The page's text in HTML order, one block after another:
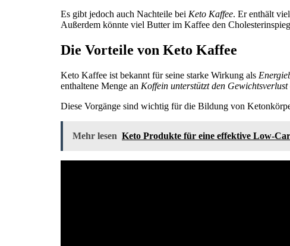
Es gibt jedoch auch Nachteile bei Keto Kaffee. Er enthält
Außerdem könnte viel Butter im Kaffee den
Die Vorteile von Keto Kaffee
Keto Kaffee ist bekannt für seine starke Wirkung als
enthaltene Menge an Koffein unterstützt den Gewichtsverlust
Diese Vorgänge sind wichtig für die Bildung von
Mehr lesen Keto Produkte für eine effektive Low-